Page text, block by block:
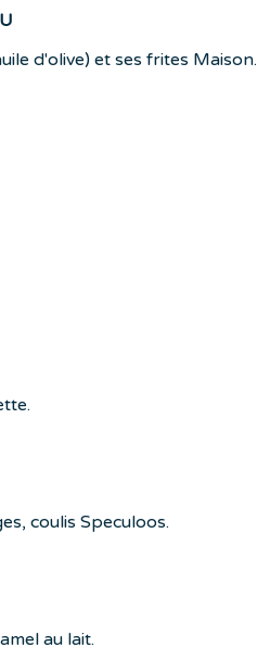
d'olive) et ses frites Maison.
coulis Speculoos.
au lait.